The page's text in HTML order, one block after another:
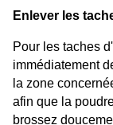
Enlever les
Pour les taches
immédiatement
la zone
afin que la
brossez